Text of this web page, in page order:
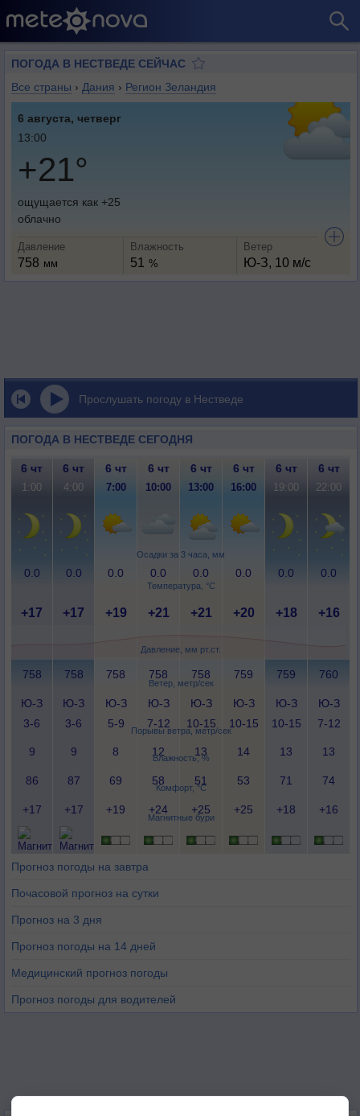
ПОГОДА В НЕСТВЕДЕ СЕЙЧАС
Все страны › Дания › Регион Зеландия
6 августа, четверг
13:00
+21°
ощущается как +25
облачно
Давление
758 мм
Влажность
51 %
Ветер
Ю-З, 10 м/с
Прослушать погоду в Нестведе
ПОГОДА В НЕСТВЕДЕ СЕГОДНЯ
Осадки за 3 часа, мм
Температура, °C
Давление, мм рт.ст.
Ветер, метр/сек
Порывы ветра, метр/сек
Влажность, %
Комфорт, °C
Магнитные бури
6 чт 6 чт 6 чт 6 чт 6 чт 6 чт 6 чт 6 чт
1:00 4:00 7:00 10:00 13:00 16:00 19:00 22:00
0.0 0.0 0.0 0.0 0.0 0.0 0.0 0.0
+17 +17 +19 +21 +21 +20 +18 +16
758 758 758 758 758 759 759 760
Ю-З
3-6
Ю-З
3-6
Ю-З
5-9
Ю-З
7-12
Ю-З
10-15
Ю-З
10-15
Ю-З
10-15
Ю-З
7-12
9 9 8 12 13 14 13 13
86 87 69 58 51 53 71 74
+17 +17 +19 +24 +25 +25 +18 +16
Прогноз погоды на завтра
Почасовой прогноз на сутки
Прогноз на 3 дня
Прогноз погоды на 14 дней
Медицинский прогноз погоды
Прогноз погоды для водителей